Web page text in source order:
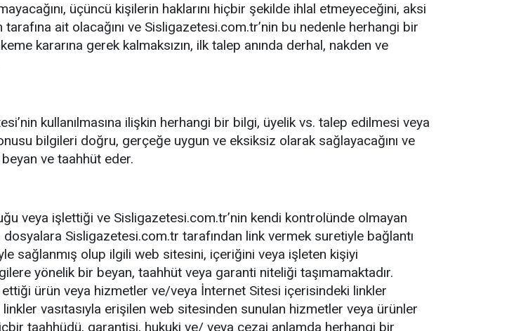
üçüncü kişilerin haklarını hiçbir şekilde ihlal etmeyeceğini, aksi
ait olacağını ve Sisligazetesi.com.tr’nin bu nedenle herhangi bir
kararına gerek kalmaksızın, ilk talep anında derhal, nakden ve
kullanılmasına ilişkin herhangi bir bilgi, üyelik vs. talep edilmesi veya
bilgileri doğru, gerçeğe uygun ve eksiksiz olarak sağlayacağını ve
ve taahhüt eder.
veya işlettiği ve Sisligazetesi.com.tr’nin kendi kontrolünde olmayan
Sisligazetesi.com.tr tarafından link vermek suretiyle bağlantı
sağlanmış olup ilgili web sitesini, içeriğini veya işleten kişiyi
yönelik bir beyan, taahhüt veya garanti niteliği taşımamaktadır.
ettiği ürün veya hizmetler ve/veya İnternet Sitesi içerisindeki linkler
vasıtasıyla erişilen web sitesinden sunulan hizmetler veya ürünler
taahhüdü, garantisi, hukuki ve/ veya cezai anlamda herhangi bir